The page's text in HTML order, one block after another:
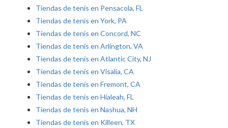
Tiendas de tenis en Pensacola, FL
Tiendas de tenis en York, PA
Tiendas de tenis en Concord, NC
Tiendas de tenis en Arlington, VA
Tiendas de tenis en Atlantic City, NJ
Tiendas de tenis en Visalia, CA
Tiendas de tenis en Fremont, CA
Tiendas de tenis en Hialeah, FL
Tiendas de tenis en Nashua, NH
Tiendas de tenis en Killeen, TX